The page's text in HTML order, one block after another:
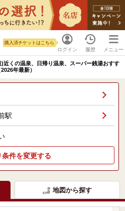
ログイン
購入済チケットはこちら
履歴 メニュー
)近くの温泉、日帰り温泉、スーパー銭湯おすす
年最新）
駅
条件を変更する
地図から探す